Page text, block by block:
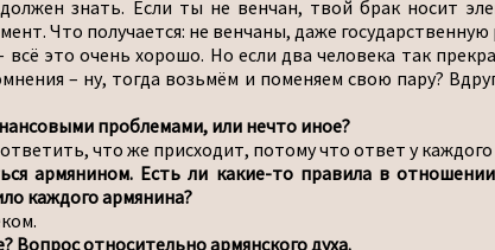
знать. Если ты не венчан, твой брак носит
Что получается: не венчаны, даже
это очень хорошо. Но если два человека так
– ну, тогда возьмём и поменяем свою пару?
проблемами, или нечто иное?
что же присходит, потому что ответ у
армянином. Есть ли какие-то правила в
каждого армянина?
Вопрос относительно армянского духа.